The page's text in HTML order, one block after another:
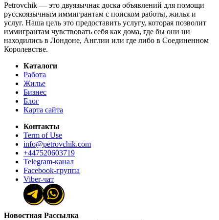
Petrovchik — это двуязычная доска объявлений для помощи
русскоязычным иммигрантам с поиском работы, жилья и
услуг. Наша цель это предоставить услугу, которая позволит
иммигрантам чувствовать себя как дома, где бы они ни
находились в Лондоне, Англии или где либо в Соединенном
Королевстве.
Каталоги
Работа
Жилье
Бизнес
Блог
Карта сайта
Контакты
Term of Use
info@petrovchik.com
+447520603719
Telegram-канал
Facebook-группа
Viber-чат
Новостная Рассылка